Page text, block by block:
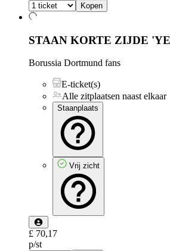
Kopen
STAAN KORTE ZIJDE
Borussia Dortmund fans
E-ticket(s)
Alle zitplaatsen naast elkaar
Staanplaats
Vrij zicht
£ 70,17
p/st